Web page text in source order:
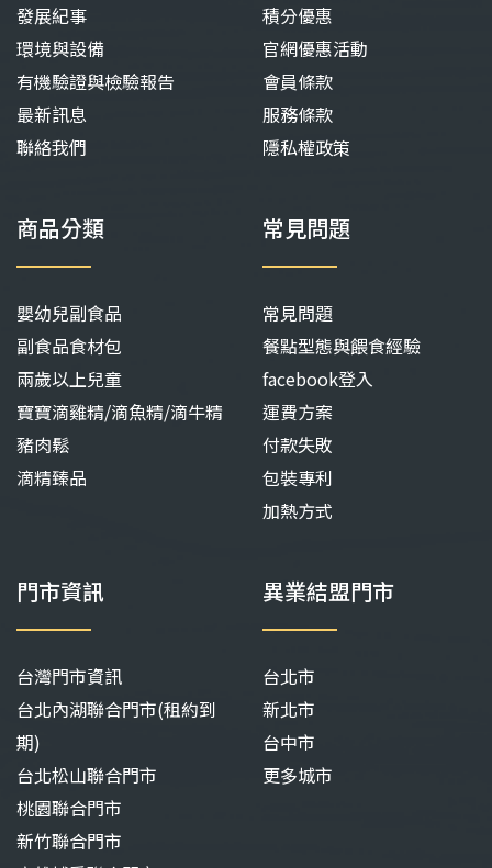
發展紀事
環境與設備
有機驗證與檢驗報告
最新訊息
聯絡我們
積分優惠
官網優惠活動
會員條款
服務條款
隱私權政策
商品分類
嬰幼兒副食品
副食品食材包
兩歲以上兒童
寶寶滴雞精/滴魚精/滴牛精
豬肉鬆
滴精臻品
常見問題
常見問題
餐點型態與餵食經驗
facebook登入
運費方案
付款失敗
包裝專利
加熱方式
門市資訊
台灣門市資訊
台北內湖聯合門市(租約到
期)
台北松山聯合門市
桃園聯合門市
新竹聯合門市
異業結盟門市
台北市
新北市
台中市
更多城市